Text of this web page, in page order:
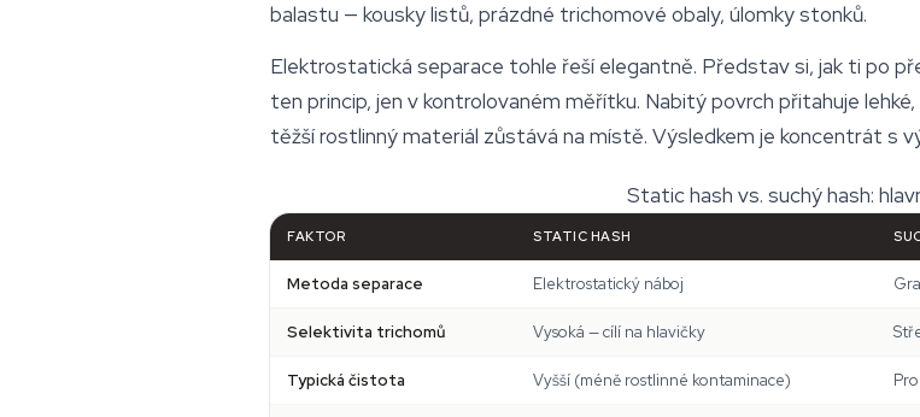
balastu — kousky listů, prázdné trichomové obaly, úlomky stonků.
Elektrostatická separace tohle řeší elegantně. Představ si, jak ti po
ten princip, jen v kontrolovaném měřítku. Nabitý povrch přitahuje
těžší rostlinný materiál zůstává na místě. Výsledkem je koncentrát s
Static hash vs. suchý hash:
FAKTOR STATIC HASH
Metoda separace Elektrostatický náboj
Selektivita trichomů Vysoká — cílí na hlavičky
Typická čistota Vyšší (méně rostlinné kontaminace)